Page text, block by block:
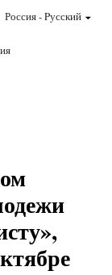
Россия-Pусский